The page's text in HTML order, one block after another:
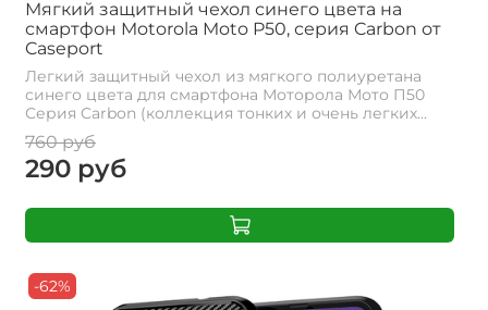
Мягкий защитный чехол синего цвета на
смартфон Motorola Moto P50, серия Carbon от
Caseport
Легкий защитный чехол из мягкого полиуретана
синего цвета для смартфона Моторола Мото П50
Серия Carbon (коллекция тонких и очень легких...
760 руб
290 руб
-62%